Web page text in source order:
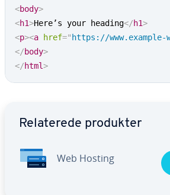
<body>
<h1>Here’s your heading</h1>
<p><a href=" https://www.example-
</body>
</html>
Re­la­te­re­de produkter
Web Hosting